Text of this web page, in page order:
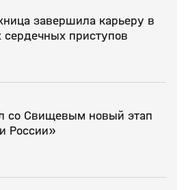
завершила карьеру в
сердечных приступов
со Свищевым новый этап
России»